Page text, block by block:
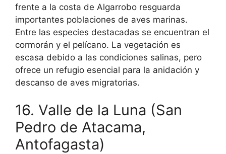
frente a la costa de Algarrobo resguarda
importantes poblaciones de aves marinas.
Entre las especies destacadas se encuentran el
cormorán y el pelícano. La vegetación es
escasa debido a las condiciones salinas, pero
ofrece un refugio esencial para la anidación y
descanso de aves migratorias.
16. Valle de la Luna (San
Pedro de Atacama,
Antofagasta)